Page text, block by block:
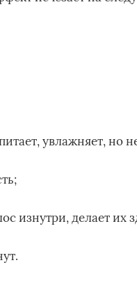
увлажняет, но
изнутри, делает